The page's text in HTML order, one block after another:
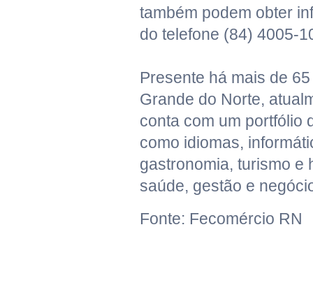
também podem obter
do telefone (84) 4005-
Presente há mais de
Grande do Norte,
conta com um portfólio
como idiomas,
gastronomia, turismo e
saúde, gestão e
Fonte: Fecomércio RN